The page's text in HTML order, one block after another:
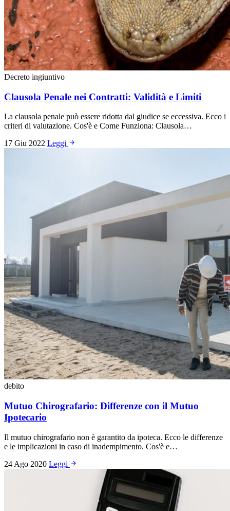
Decreto ingiuntivo
Clausola Penale nei Contratti: Validità e Limiti
La clausola penale può essere ridotta dal giudice se eccessiva. Ecco i
criteri di valutazione. Cos'è e Come Funziona: Clausola…
17 Giu 2022 Leggi
debito
Mutuo Chirografario: Differenze con il Mutuo
Ipotecario
Il mutuo chirografario non è garantito da ipoteca. Ecco le differenze
e le implicazioni in caso di inadempimento. Cos'è e…
24 Ago 2020 Leggi